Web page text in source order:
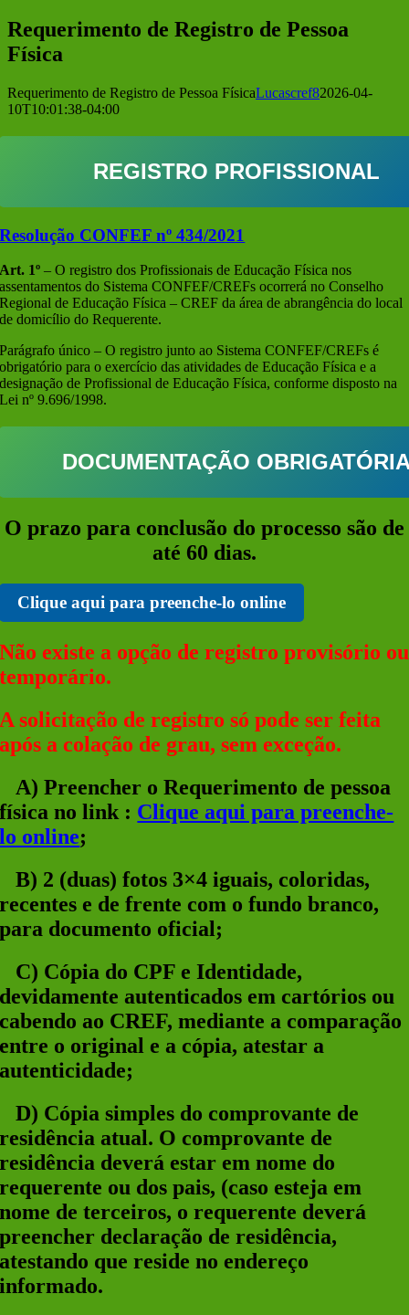
Requerimento de Registro de Pessoa
Física
Requerimento de Registro de Pessoa FísicaLucascref82026-04-
10T10:01:38-04:00
REGISTRO PROFISSIONAL
Resolução CONFEF nº 434/2021
Art. 1º– O registro dos Profissionais de Educação Física nos
assentamentos do Sistema CONFEF/CREFs ocorrerá no Conselho
Regional de Educação Física – CREF da área de abrangência do local
de domicílio do Requerente.
Parágrafo único – O registro junto ao Sistema CONFEF/CREFs é
obrigatório para o exercício das atividades de Educação Física e a
designação de Profissional de Educação Física, conforme disposto na
Lei nº 9.696/1998.
DOCUMENTAÇÃO
O prazo para conclusão do processo são de
até 60 dias.
Clique aqui para preenche-lo online
Não existe a opção de registro provisório ou
temporário.
A solicitação de registro só pode ser feita
após a colação de grau, sem exceção.
A) Preencher o Requerimento de pessoa
física no link : Clique aqui para preenche-
lo online;
B) 2 (duas) fotos 3×4 iguais, coloridas,
recentes e de frente com o fundo branco,
para documento oficial;
C) Cópia do CPF e Identidade,
devidamente autenticados em cartórios ou
cabendo ao CREF, mediante a comparação
entre o original e a cópia, atestar a
autenticidade;
D) Cópia simples do comprovante de
residência atual. O comprovante de
residência deverá estar em nome do
requerente ou dos pais, (caso esteja em
nome de terceiros, o requerente deverá
preencher declaração de residência,
atestando que reside no endereço
informado.